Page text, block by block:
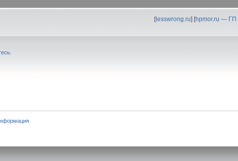
[lesswrong.ru] [hpmor.ru —